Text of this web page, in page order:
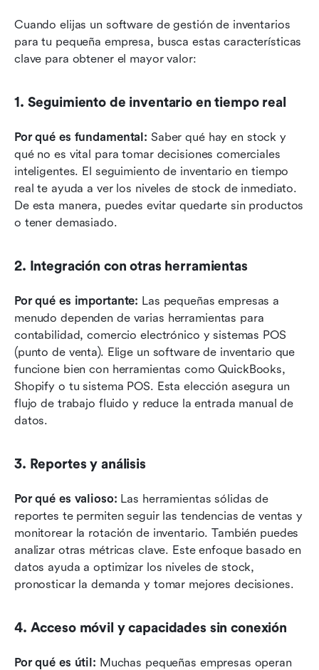
Cuando elijas un software de gestión de inventarios
para tu pequeña empresa, busca estas características
clave para obtener el mayor valor:
1. Seguimiento de inventario en tiempo real
Por qué es fundamental: Saber qué hay en stock y
qué no es vital para tomar decisiones comerciales
inteligentes. El seguimiento de inventario en tiempo
real te ayuda a ver los niveles de stock de inmediato.
De esta manera, puedes evitar quedarte sin productos
o tener demasiado.
2. Integración con otras herramientas
Por qué es importante: Las pequeñas empresas a
menudo dependen de varias herramientas para
contabilidad, comercio electrónico y sistemas POS
(punto de venta). Elige un software de inventario que
funcione bien con herramientas como QuickBooks,
Shopify o tu sistema POS. Esta elección asegura un
flujo de trabajo fluido y reduce la entrada manual de
datos.
3. Reportes y análisis
Por qué es valioso: Las herramientas sólidas de
reportes te permiten seguir las tendencias de ventas y
monitorear la rotación de inventario. También puedes
analizar otras métricas clave. Este enfoque basado en
datos ayuda a optimizar los niveles de stock,
pronosticar la demanda y tomar mejores decisiones.
4. Acceso móvil y capacidades sin conexión
Por qué es útil: Muchas pequeñas empresas operan